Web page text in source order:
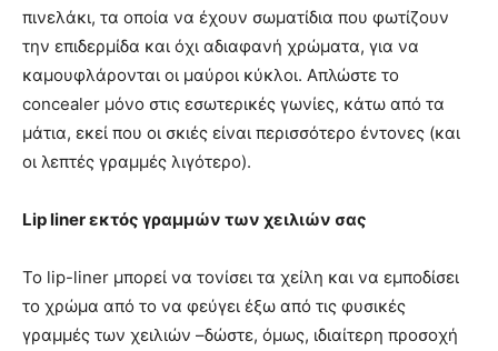
πινελάκι, τα οποία να έχουν σωματίδια που φωτίζουν
την επιδερμίδα και όχι αδιαφανή χρώματα, για να
καμουφλάρονται οι μαύροι κύκλοι. Απλώστε το
concealer μόνο στις εσωτερικές γωνίες, κάτω από τα
μάτια, εκεί που οι σκιές είναι περισσότερο έντονες (και
οι λεπτές γραμμές λιγότερο).
Lip liner εκτός γραμμών των χειλιών σας
Το lip-liner μπορεί να τονίσει τα χείλη και να εμποδίσει
το χρώμα από το να φεύγει έξω από τις φυσικές
γραμμές των χειλιών –δώστε, όμως, ιδιαίτερη προσοχή